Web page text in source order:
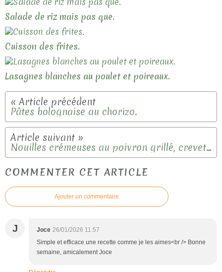
Salade de riz mais pas que.
Cuisson des frites.
Lasagnes blanches au poulet et poireaux.
Pâtes bolognaise au chorizo.
Nouilles crémeuses au poivron grillé, crevettes et chorizo.
COMMENTER CET ARTICLE
Ajouter un commentaire
J Joce 26/01/2026 11:57
Simple et efficace une recette comme je les aimes<br /> Bonne
semaine, amicalement Joce